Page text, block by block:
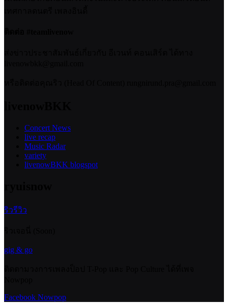
Concert News
live recap
Music Radar
variety
livenowBKK blogspot
ริวรีวิว
gig & go
Facebook Nowpop